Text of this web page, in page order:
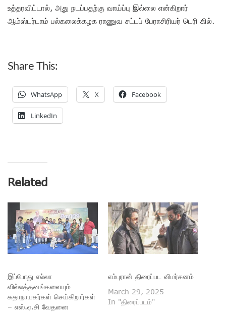
உத்தரவிட்டால், அது நடப்பதற்கு வாய்ப்பு இல்லை என்கிறார்
ஆம்ஸ்டர்டாம் பல்கலைக்கழக ராணுவ சட்டப் பேராசிரியர் டெரி கில்.
Share This:
WhatsApp X Facebook
LinkedIn
Related
இப்போது எல்லா
வில்லத்தனங்களையும்
கதாநாயகர்கள் செய்கிறார்கள்
– எஸ்.ஏ.சி வேதனை
எம்புரான் திரைப்பட விமர்சனம்
March 29, 2025
In "திரைப்படம்"